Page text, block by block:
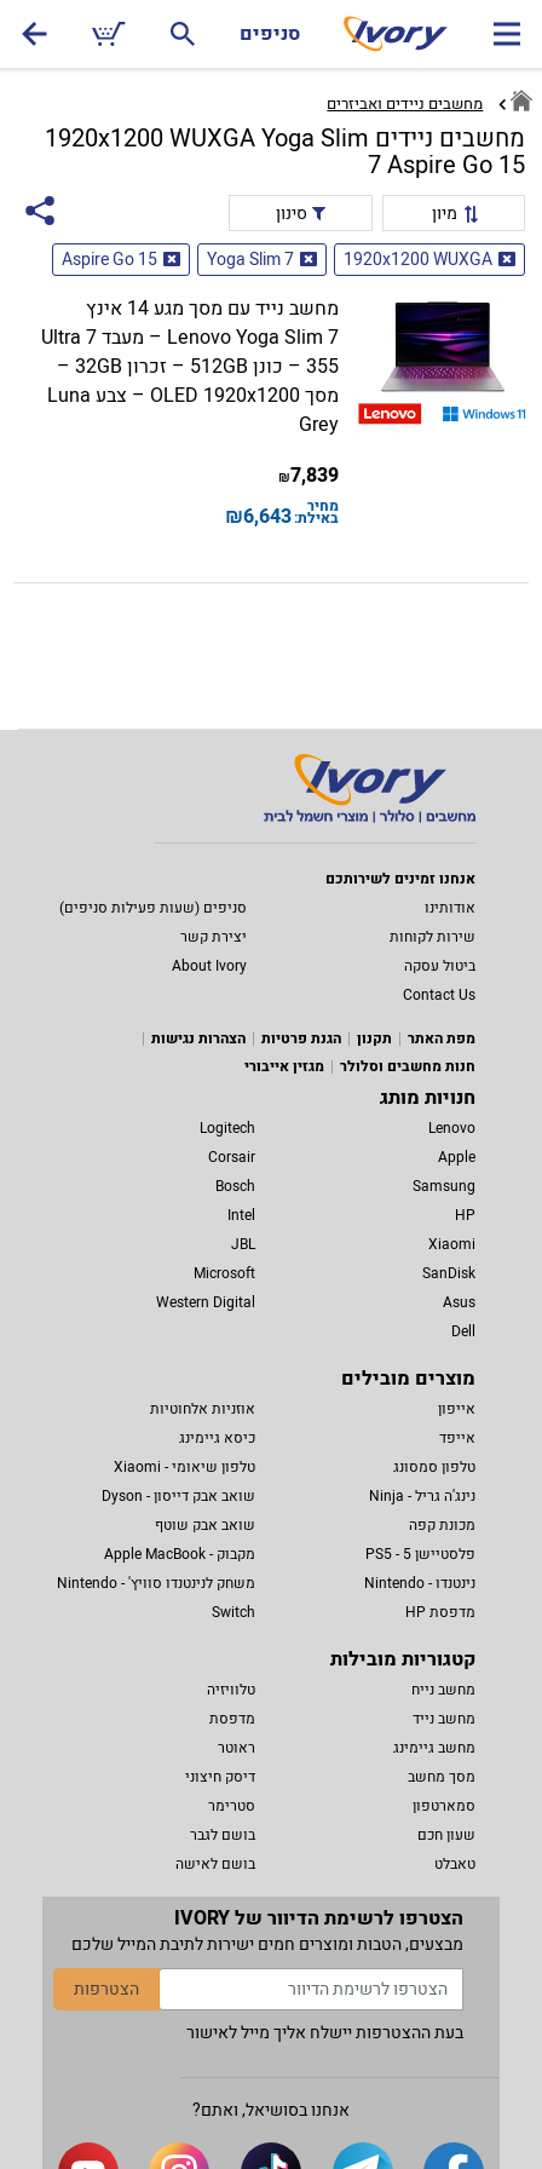
סניפים
מחשבים ניידים ואביזרים
מחשבים ניידים 1920x1200 WUXGA Yoga Slim
7 Aspire Go 15
מיון
סינון
1920x1200 WUXGA
Yoga Slim 7
Aspire Go 15
מחשב נייד עם מסך מגע 14 אינץ
Lenovo Yoga Slim 7 – מעבד Ultra 7
355 – כונן 512GB – זכרון 32GB –
מסך OLED 1920x1200 – צבע Luna
Grey
7,839
₪
מחיר
באילת:6,643
₪
אנחנו זמינים לשירותכם
אודותינו
סניפים (שעות פעילות סניפים)
שירות לקוחות
יצירת קשר
ביטול עסקה
About Ivory
Contact Us
מפת האתר
תקנון הגנת פרטיות
הצהרות נגישות
חנות מחשבים וסלולר
מגזין אייבורי
חנויות מותג
Lenovo
Apple
Samsung
HP
Xiaomi
SanDisk
Asus
Dell
Logitech
Corsair
Bosch
Intel
JBL
Microsoft
Western Digital
מוצרים מובילים
אייפון
אייפד
טלפון סמסונג
נינג'ה גריל - Ninja
מכונת קפה
פלסטיישן 5 - PS5
נינטנדו - Nintendo
מדפסת HP
אוזניות אלחוטיות
כיסא גיימינג
טלפון שיאומי - Xiaomi
שואב אבק דייסון - Dyson
שואב אבק שוטף
מקבוק - Apple MacBook
משחק לנינטנדו סוויץ' - Nintendo
Switch
קטגוריות מובילות
מחשב נייח
מחשב נייד
מחשב גיימינג
מסך מחשב
סמארטפון
שעון חכם
טאבלט
טלוויזיה
מדפסת
ראוטר
דיסק חיצוני
סטרימר
בושם לגבר
בושם לאישה
הצטרפו לרשימת הדיוור של IVORY
מבצעים, הטבות ומוצרים חמים ישירות לתיבת המייל שלכם
הצטרפות
בעת ההצטרפות יישלח אליך מייל לאישור
אנחנו בסושיאל, ואתם?